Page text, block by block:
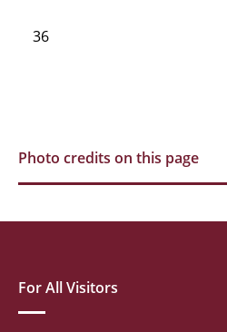
36
Photo credits on this page
For All Visitors